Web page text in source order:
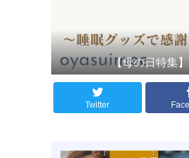
【母の日特集
Twitter